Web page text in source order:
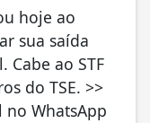
hoje ao
sua saída
ao STF
do TSE. >>
no WhatsApp